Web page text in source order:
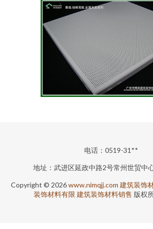
电话：0519-31**
地址：武进区延政中路2号常州世贸中
Copyright © 2026www.nimqjj.com 建筑装饰
装饰材料有限 建筑装饰材料销售 版权